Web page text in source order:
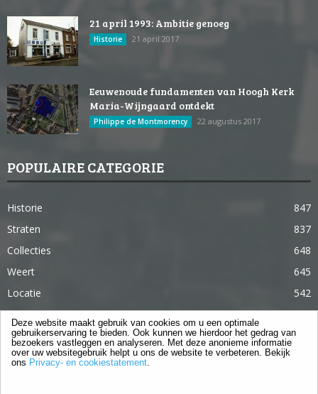
21 april 1993: Ambitie genoeg
Historie 21 april 2017
Eeuwenoude fundamenten van Hoogh Kerk
Maria-Wijngaard ontdekt
Philippe de Montmorency 22 augustus 2017
POPULAIRE CATEGORIE
Historie
847
Straten
837
Collecties
648
Weert
645
Locatie
542
Weert in 365 dagen
363
Gebouwen
285
Lifestyle
Deze website maakt gebruik van cookies om u een optimale
gebruikerservaring te bieden. Ook kunnen we hierdoor het gedrag van
bezoekers vastleggen en analyseren. Met deze anonieme informatie
over uw websitegebruik helpt u ons de website te verbeteren. Bekijk
ons Privacy- en cookiestatement.